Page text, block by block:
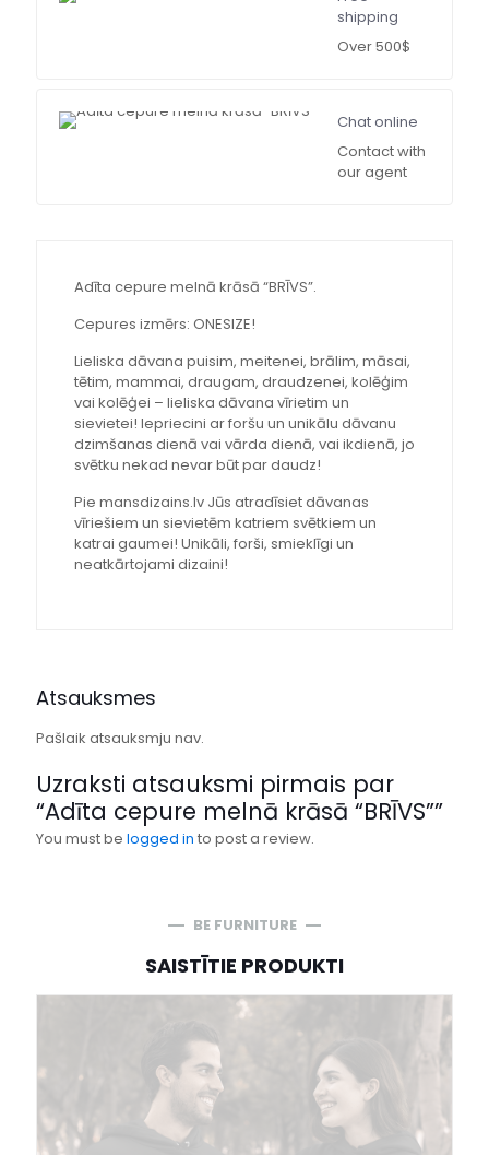
shipping
Over 500$
Chat online
Contact with
our agent
Adīta cepure melnā krāsā “BRĪVS”.
Cepures izmērs: ONESIZE!
Lieliska dāvana puisim, meitenei, brālim, māsai,
tētim, mammai, draugam, draudzenei, kolēģim
vai kolēģei – lieliska dāvana vīrietim un
sievietei! Iepriecini ar foršu un unikālu dāvanu
dzimšanas dienā vai vārda dienā, vai ikdienā, jo
svētku nekad nevar būt par daudz!
Pie mansdizains.lv Jūs atradīsiet dāvanas
vīriešiem un sievietēm katriem svētkiem un
katrai gaumei! Unikāli, forši, smieklīgi un
neatkārtojami dizaini!
Atsauksmes
Pašlaik atsauksmju nav.
Uzraksti atsauksmi pirmais par
“Adīta cepure melnā krāsā “BRĪVS””
You must be logged in to post a review.
BE FURNITURE
SAISTĪTIE PRODUKTI